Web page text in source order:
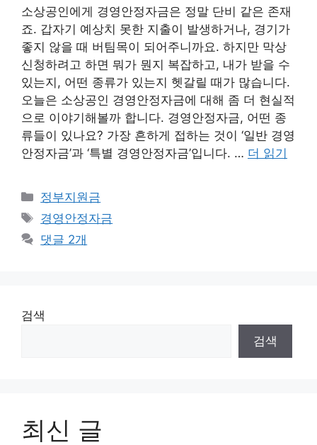
소상공인에게 경영안정자금은 정말 단비 같은 존재
죠. 갑자기 예상치 못한 지출이 발생하거나, 경기가
좋지 않을 때 버팀목이 되어주니까요. 하지만 막상
신청하려고 하면 뭐가 뭔지 복잡하고, 내가 받을 수
있는지, 어떤 종류가 있는지 헷갈릴 때가 많습니다.
오늘은 소상공인 경영안정자금에 대해 좀 더 현실적
으로 이야기해볼까 합니다. 경영안정자금, 어떤 종
류들이 있나요? 가장 흔하게 접하는 것이 ‘일반 경영
안정자금’과 ‘특별 경영안정자금’입니다. … 더 읽기
카
테
리
정부지원금
태
그
경영안정자금
댓글 2개
검색
검색
최신 글